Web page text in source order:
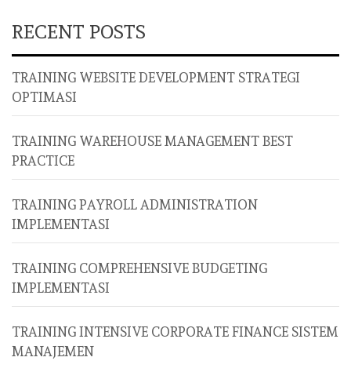
RECENT POSTS
TRAINING WEBSITE DEVELOPMENT STRATEGI
OPTIMASI
TRAINING WAREHOUSE MANAGEMENT BEST
PRACTICE
TRAINING PAYROLL ADMINISTRATION
IMPLEMENTASI
TRAINING COMPREHENSIVE BUDGETING
IMPLEMENTASI
TRAINING INTENSIVE CORPORATE FINANCE SISTEM
MANAJEMEN